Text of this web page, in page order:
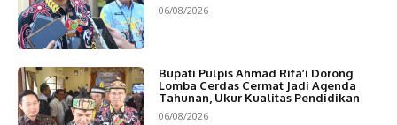
06/08/2026
Bupati Pulpis Ahmad Rifa’i Dorong
Lomba Cerdas Cermat Jadi Agenda
Tahunan, Ukur Kualitas Pendidikan
06/08/2026